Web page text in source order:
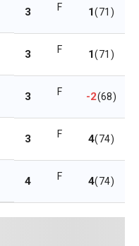
3 F 1(71)
3 F 1(71)
3 F -2(68)
3 F 4(74)
4 F 4(74)